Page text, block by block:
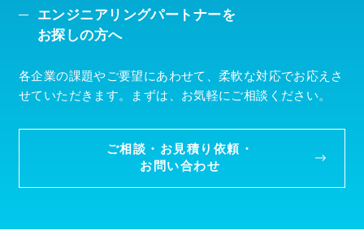
エンジニアリングパートナーを
お探しの方へ
各企業の課題やご要望にあわせて、柔軟な対応でお応えさ
せていただきます。まずは、お気軽にご相談ください。
ご相談・お見積り依頼・
お問い合わせ